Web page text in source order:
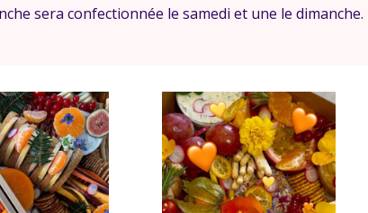
sera confectionnée le samedi et une le dimanche.